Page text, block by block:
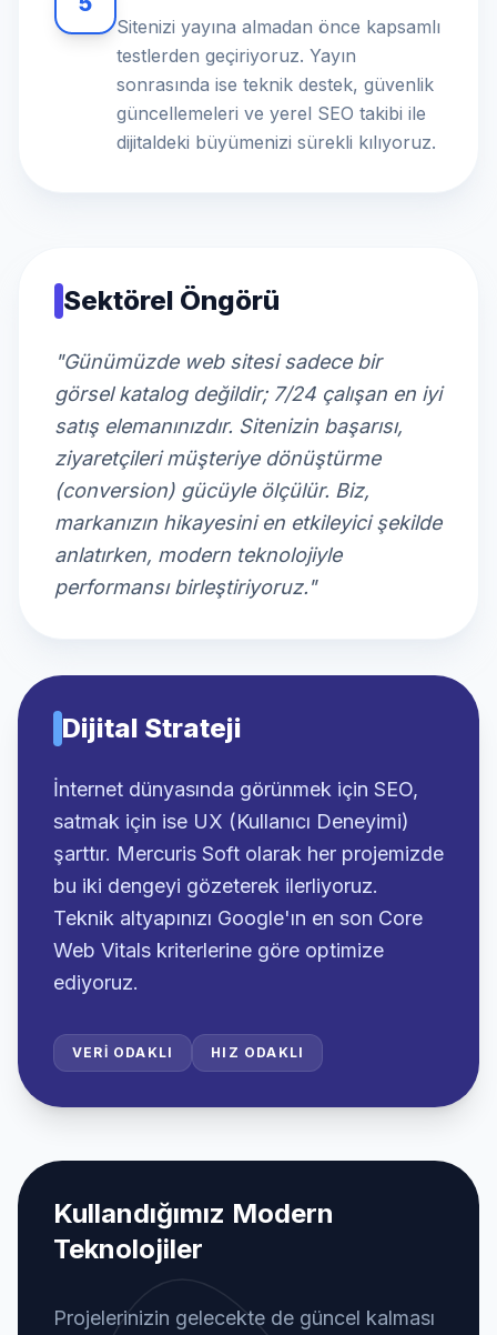
Sitenizi yayına almadan önce kapsamlı
testlerden geçiriyoruz. Yayın
sonrasında ise teknik destek, güvenlik
güncellemeleri ve yerel SEO takibi ile
dijitaldeki büyümenizi sürekli kılıyoruz.
Sektörel Öngörü
"Günümüzde web sitesi sadece bir
görsel katalog değildir; 7/24 çalışan en iyi
satış elemanınızdır. Sitenizin başarısı,
ziyaretçileri müşteriye dönüştürme
(conversion) gücüyle ölçülür. Biz,
markanızın hikayesini en etkileyici şekilde
anlatırken, modern teknolojiyle
performansı birleştiriyoruz."
Dijital Strateji
İnternet dünyasında görünmek için SEO,
satmak için ise UX (Kullanıcı Deneyimi)
şarttır. Mercuris Soft olarak her projemizde
bu iki dengeyi gözeterek ilerliyoruz.
Teknik altyapınızı Google'ın en son Core
Web Vitals kriterlerine göre optimize
ediyoruz.
VERI ODAKLI HIZ ODAKLI
Kullandığımız Modern
Teknolojiler
Projelerinizin gelecekte de güncel kalması